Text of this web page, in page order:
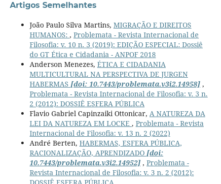
Artigos Semelhantes
João Paulo Silva Martins, MIGRAÇÃO E DIREITOS
HUMANOS: , Problemata - Revista Internacional de
Filosofia: v. 10 n. 3 (2019): EDIÇÃO ESPECIAL: Dossiê
do GT Ética e Cidadania - ANPOF 2018
Anderson Menezes, ÉTICA E CIDADANIA
MULTICULTURAL NA PERSPECTIVA DE JURGEN
HABERMAS [doi: 10.7443/problemata.v3i2.14958],
Problemata - Revista Internacional de Filosofia: v. 3 n.
2 (2012): DOSSIÊ ESFERA PÚBLICA
Flavio Gabriel Capinzaiki Ottonicar, A NATUREZA DA
LEI DA NATUREZA EM LOCKE , Problemata - Revista
Internacional de Filosofia: v. 13 n. 2 (2022)
André Berten, HABERMAS, ESFERA PÚBLICA,
RACIONALIZAÇÃO, APRENDIZADO [doi:
10.7443/problemata.v3i2.14952], Problemata -
Revista Internacional de Filosofia: v. 3 n. 2 (2012):